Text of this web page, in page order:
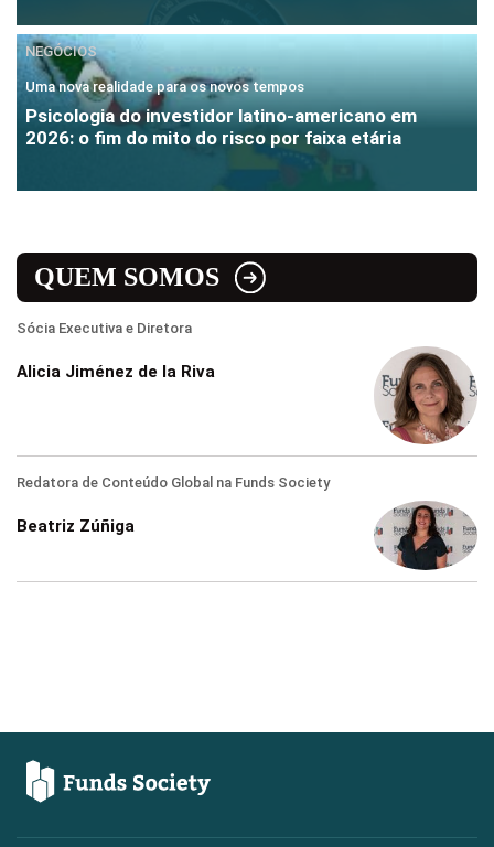
NEGÓCIOS
Uma nova realidade para os novos tempos
Psicologia do investidor latino-americano em
2026: o fim do mito do risco por faixa etária
QUEM SOMOS
Sócia Executiva e Diretora
Alicia Jiménez de la Riva
Redatora de Conteúdo Global na Funds Society
Beatriz Zúñiga